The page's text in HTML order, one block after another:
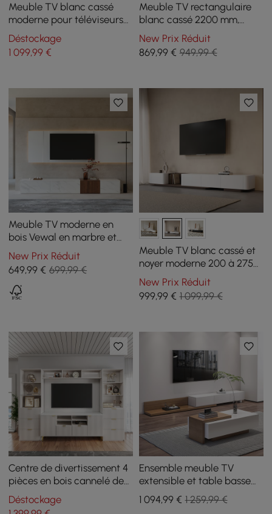
Meuble TV blanc cassé
moderne pour téléviseurs
2159 mm avec 4 tiroirs et
portes en MDF
Déstockage
1 099,99 €
Meuble TV rectangulaire
blanc cassé 2200 mm,
console multimédia avec 4
tiroirs et portes
New Prix Réduit
869,99€ 949,99 €
Meuble TV moderne en
bois Vewal en marbre et
placage de noyer en blanc
avec 4 tiroirs
New Prix Réduit
649,99 € 699,99 €
Meuble TV blanc cassé et
noyer moderne 200 à 275
cm, extensible, avec 4
tiroirs
New Prix Réduit
999,99€ 1 099,99 €
Centre de divertissement 4
pièces en bois cannelé de
2900 mm avec étagère,
meuble TV blanc
Déstockage
Ensemble meuble TV
extensible et table basse
Crator
1 094,99€ 1 259,99 €